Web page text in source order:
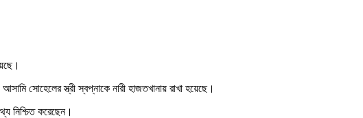
সোহেলের স্ত্রী স্বপ্নাকে নারী হাজতখানায় রাখা হয়েছে।
নিশ্চিত করেছেন।